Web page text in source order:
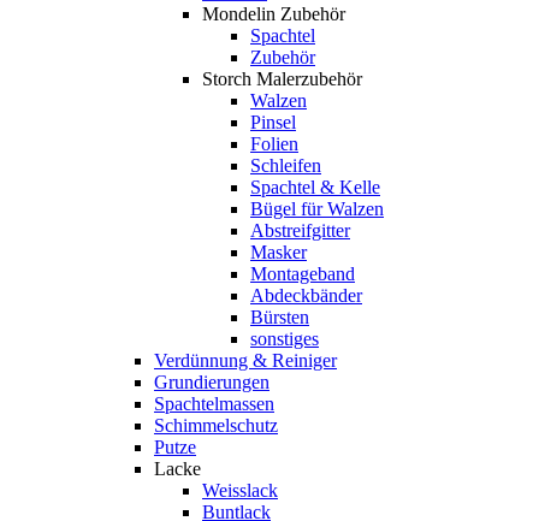
Mondelin Zubehör
Spachtel
Zubehör
Storch Malerzubehör
Walzen
Pinsel
Folien
Schleifen
Spachtel & Kelle
Bügel für Walzen
Abstreifgitter
Masker
Montageband
Abdeckbänder
Bürsten
sonstiges
Verdünnung & Reiniger
Grundierungen
Spachtelmassen
Schimmelschutz
Putze
Lacke
Weisslack
Buntlack